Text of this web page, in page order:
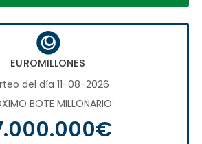
EUROMILLONES
del día 11-08-2026
BOTE MILLONARIO: